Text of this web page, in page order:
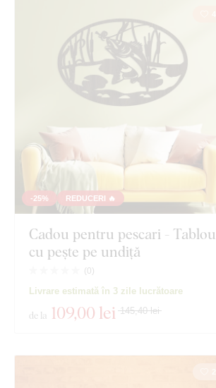
-25% REDUCERI 🔥
Cadou pentru pescari - Tablou
cu pește pe undiță
( 0)
Livrare estimată în 3 zile lucrătoare
de la 109,00 lei 145,40 lei